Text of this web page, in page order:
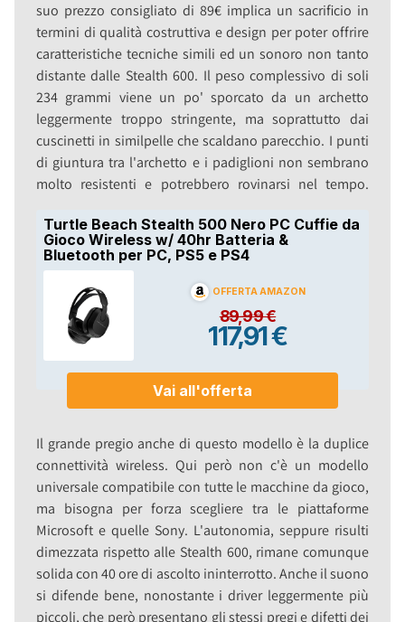
suo prezzo consigliato di 89€ implica un sacrificio in
termini di qualità costruttiva e design per poter offrire
caratteristiche tecniche simili ed un sonoro non tanto
distante dalle Stealth 600. Il peso complessivo di soli
234 grammi viene un po' sporcato da un archetto
leggermente troppo stringente, ma soprattutto dai
cuscinetti in similpelle che scaldano parecchio. I punti
di giuntura tra l'archetto e i padiglioni non sembrano
molto resistenti e potrebbero rovinarsi nel tempo.
Il grande pregio anche di questo modello è la duplice
connettività wireless. Qui però non c'è un modello
universale compatibile con tutte le macchine da gioco,
ma bisogna per forza scegliere tra le piattaforme
Microsoft e quelle Sony. L'autonomia, seppure risulti
dimezzata rispetto alle Stealth 600, rimane comunque
solida con 40 ore di ascolto ininterrotto. Anche il suono
si difende bene, nonostante i driver leggermente più
piccoli, che però presentano gli stessi pregi e difetti dei